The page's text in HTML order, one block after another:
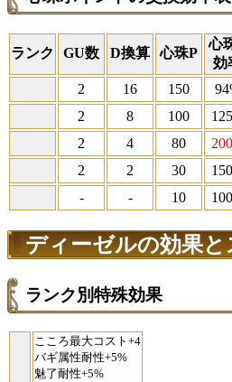
ランク GU数 D換算 心珠P
心
効
2
16 150
2
8 100
2
4 80
2
2 30
-
- 10
ディーゼルの効果
ランク別特殊効果
こころ最大コスト+4
バギ属性耐性+5%
魅了耐性+5%